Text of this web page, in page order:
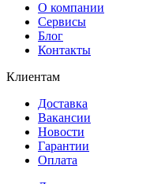
О компании
Сервисы
Блог
Контакты
Клиентам
Доставка
Вакансии
Новости
Гарантии
Оплата